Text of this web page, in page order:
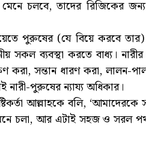
চলবে, তাদের রিজিকের
পুরুষের (যে বিয়ে করবে
করতে বাধ্য। নারীর
সন্তান ধারণ করা, লালন-
নারী-পুরুষের ন্যায্য অধিকার।
আল্লাহকে বলি,
চলা, আর এটাই সহজ ও সরল